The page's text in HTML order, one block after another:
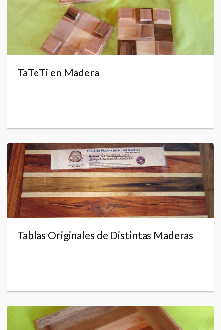
TaTeTi en Madera
Tablas Originales de Distintas Maderas